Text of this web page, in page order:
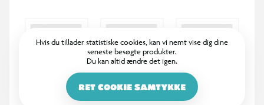
Hvis du tillader statistiske cookies, kan vi nemt vise dig dine
seneste besøgte produkter.
Du kan altid ændre det igen.
RET COOKIE SAMTYKKE